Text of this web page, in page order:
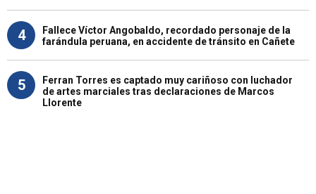
4
Fallece Víctor Angobaldo, recordado personaje de la
farándula peruana, en accidente de tránsito en Cañete
5
Ferran Torres es captado muy cariñoso con luchador
de artes marciales tras declaraciones de Marcos
Llorente